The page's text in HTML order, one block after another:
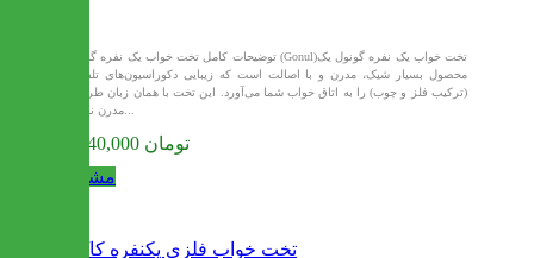
توضیحات کامل تخت خواب یک نفره گونول (Gonul)تخت خواب یک نفره گونول یک
محصول بسیار شیک، مدرن و با اصالت است که زیبایی دکوراسیون‌های تلفیقی
(ترکیب فلز و چوب) را به اتاق خواب شما می‌آورد. این تخت با همان زبان طراحی
مدرن نسخه...
12,240,000 تومان
مشاهده